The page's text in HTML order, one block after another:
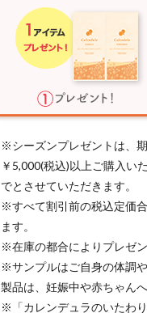
※シーズンプレゼントは、
￥5,000(税込)以上ご購入い
でとさせていただきます。
※すべて割引前の税込定価
ます。
※在庫の都合によりプレゼ
※サンプルはご自身の体調
製品は、妊娠中や赤ちゃん
※「カレンデュラのいたわ